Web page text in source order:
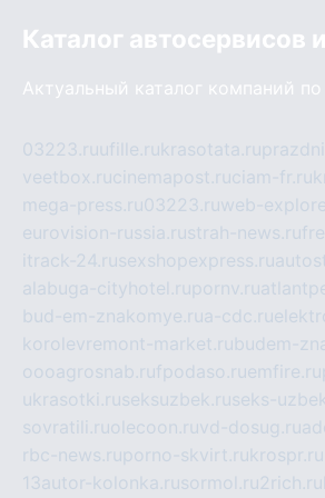
Каталог автосервисов
Актуальный каталог компаний
03223.ruufille.rukrasotata.ru
veetbox.rucinemapost.ruciam-fr.ru
mega-press.ru03223.ruweb-
eurovision-russia.rustrah-news.ru
itrack-24.rusexshopexpress.ru
alabuga-cityhotel.rupornv.ru
bud-em-znakomye.rua-cdc.ru
korolevremont-market.rubudem-
oooagrosnab.rufpodaso.ruemfire.ru
ukrasotki.ruseksuzbek.ruseks-
sovratili.ruolecoon.ruvd-dosug.ru
rbc-news.ruporno-skvirt.rukrospr.ru
13autor-kolonka.rusormol.ru2rich.ru